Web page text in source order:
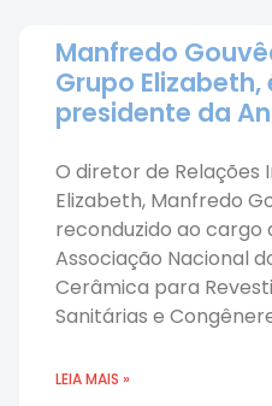
Manfredo
Grupo Elizabeth,
presidente da
O diretor de Relações
Elizabeth, Manfredo
reconduzido ao cargo
Associação Nacional
Cerâmica para
Sanitárias e
LEIA MAIS »